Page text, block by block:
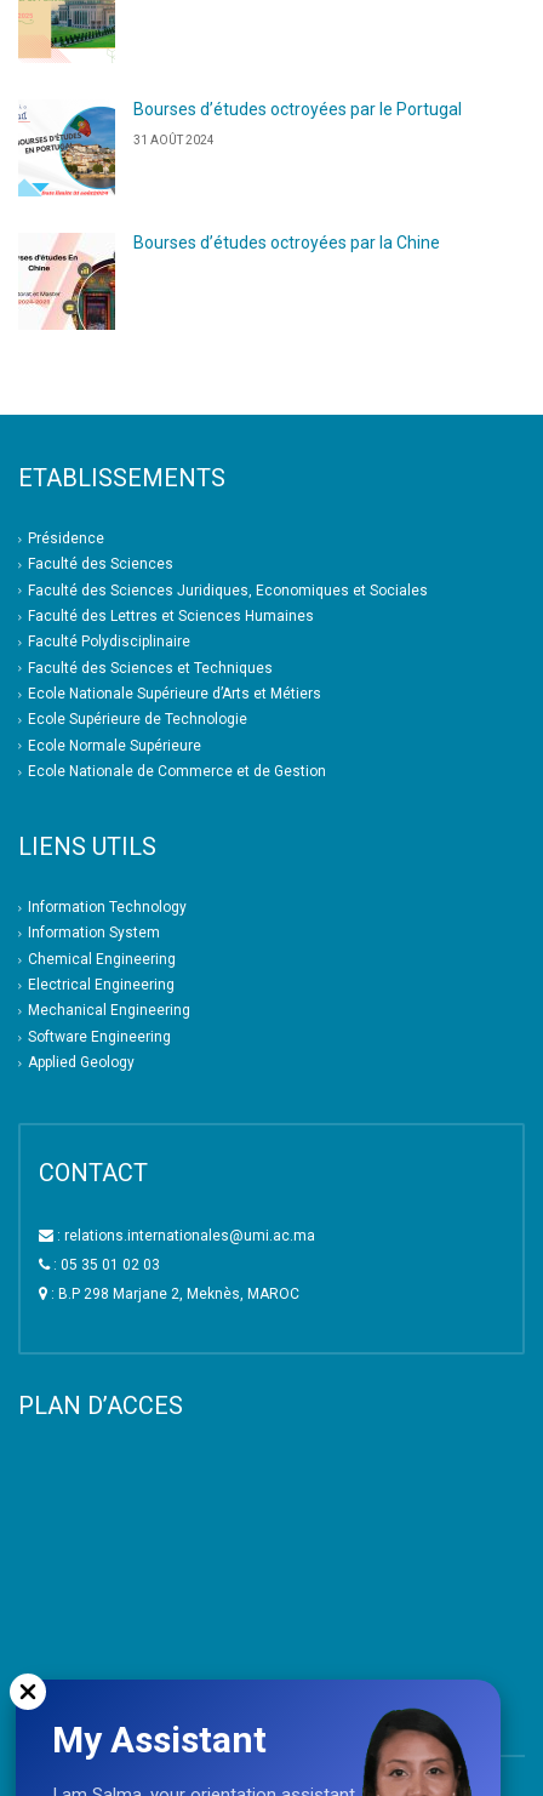
Bourses d’études octroyées par le Portugal
31 AOÛT 2024
Bourses d’études octroyées par la Chine
ETABLISSEMENTS
Présidence
Faculté des Sciences
Faculté des Sciences Juridiques, Economiques et Sociales
Faculté des Lettres et Sciences Humaines
Faculté Polydisciplinaire
Faculté des Sciences et Techniques
Ecole Nationale Supérieure d’Arts et Métiers
Ecole Supérieure de Technologie
Ecole Normale Supérieure
Ecole Nationale de Commerce et de Gestion
LIENS UTILS
Information Technology
Information System
Chemical Engineering
Electrical Engineering
Mechanical Engineering
Software Engineering
Applied Geology
CONTACT
: relations.internationales@umi.ac.ma
: 05 35 01 02 03
: B.P 298 Marjane 2, Meknès, MAROC
PLAN D’ACCES
TOP
My Assistant